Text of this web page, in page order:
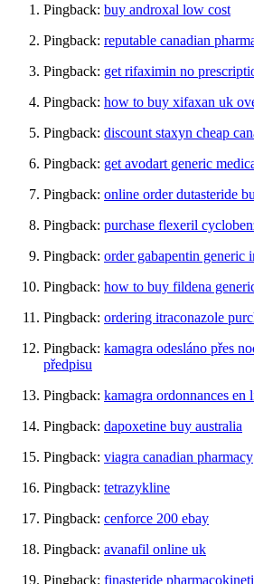
Pingback: buy androxal low cost
Pingback: reputable canadian
Pingback: get rifaximin no
Pingback: how to buy xifaxan uk
Pingback: discount staxyn cheap
Pingback: get avodart generic
Pingback: online order dutasteride
Pingback: purchase flexeril
Pingback: order gabapentin generic
Pingback: how to buy fildena
Pingback: ordering itraconazole
Pingback: kamagra odesláno přes
předpisu
Pingback: kamagra ordonnances en
Pingback: dapoxetine buy australia
Pingback: viagra canadian pharmacy
Pingback: tetrazykline
Pingback: cenforce 200 ebay
Pingback: avanafil online uk
Pingback: finasteride